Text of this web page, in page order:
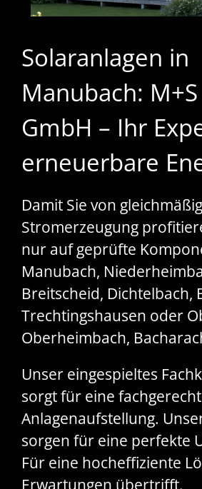
Solaranlagen in
Manubach:
GmbH – Ihr
erneuerbare
Damit Sie von
Stromerzeugung
nur auf geprüfte
Manubach,
Breitscheid, Dichtelbach,
Trechtingshausen oder
Oberheimbach,
Unser eingespieltes
sorgt für eine
Anlagenaufstellung.
sorgen für eine perfekte
Für eine hocheffiziente
Erwartungen übertrifft.